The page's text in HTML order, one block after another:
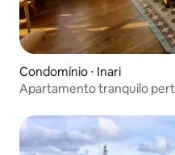
Condomínio ⋅ Inari
Apartamento tranquilo